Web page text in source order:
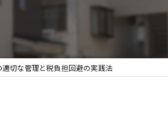
切な管理と税負担回避の実践法